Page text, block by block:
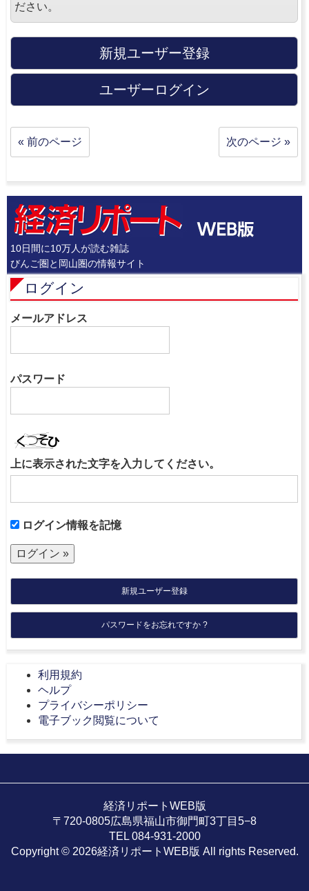
ださい。
新規ユーザー登録
ユーザーログイン
« 前のページ 次のページ »
10日間に10万人が読む雑誌
びんご圏と岡山圏の情報サイト
ログイン
メールアドレス
パスワード
上に表示された文字を入力してください。
ログイン情報を記憶
新規ユーザー登録
パスワードをお忘れですか ?
利用規約
ヘルプ
プライバシーポリシー
電子ブック閲覧について
経済リポートWEB版
〒720-0805広島県福山市御門町3丁目5−8
TEL 084-931-2000
Copyright © 2026経済リポートWEB版 All rights Reserved.